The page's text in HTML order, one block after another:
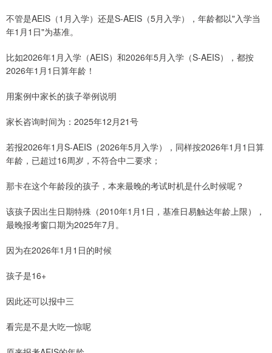
不管是AEIS（1月入学）还是S-AEIS（5月入学），年龄都以"入学当
年1月1日"为基准。
比如2026年1月入学（AEIS）和2026年5月入学（S-AEIS），都按
2026年1月1日算年龄！
用案例中家长的孩子举例说明
家长咨询时间为：2025年12月21号
若报2026年1月S-AEIS（2026年5月入学），同样按2026年1月1日算
年龄，已超过16周岁，不符合中二要求；
那卡在这个年龄段的孩子，本来最晚的考试时机是什么时候呢？
该孩子因出生日期特殊（2010年1月1日，基准日易触达年龄上限），
最晚报考窗口期为2025年7月。
因为在2026年1月1日的时候
孩子是16+
因此还可以报中三
看完是不是大吃一惊呢